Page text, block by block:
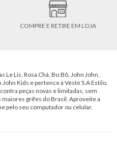
COMPRE E RETIRE EM LOJA
Lis, Rosa Chá, Bo.Bô, John John,
Kids e pertence à Veste S.A Estilo.
peças novas e limitadas, sem
grifes do Brasil. Aproveite a
pelo seu computador ou celular.